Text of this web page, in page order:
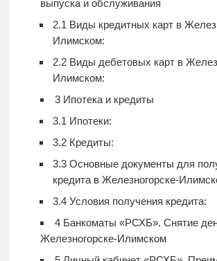
выпуска и обслуживания
2.1 Виды кредитных карт в
Илимском:
2.2Виды дебетовых карт в
Илимском:
3Ипотека и кредиты
3.1 Ипотеки:
3.2Кредиты:
3.3Основные документы для
кредита в Железногорске-
3.4Условия получения кредита:
4Банкоматы «РСХБ». Снятие
Железногорске-Илимском